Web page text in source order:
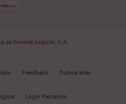
da Generali Seguros, S.A.
Feedback Outros sites
Login Parceiros